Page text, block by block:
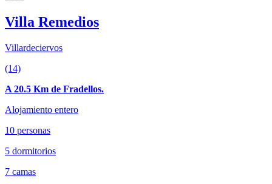
Villa Remedios
Villardeciervos
(14)
A 20.5 Km de Fradellos.
Alojamiento entero
10 personas
5 dormitorios
7 camas